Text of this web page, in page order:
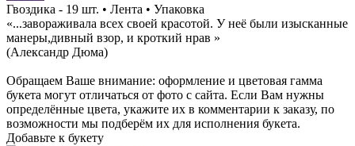
Гвоздика - 19 шт. • Лента • Упаковка
«...завораживала всех своей красотой. У неё были изысканные
манеры,дивный взор, и кроткий нрав »
(Александр Дюма)
Обращаем Ваше внимание: оформление и цветовая гамма
букета могут отличаться от фото с сайта. Если Вам нужны
определённые цвета, укажите их в комментарии к заказу, по
возможности мы подберём их для исполнения букета.
Добавьте к букету